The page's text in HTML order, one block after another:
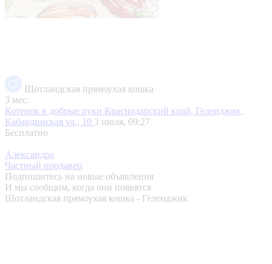
Шотландская прямоухая кошка
3 мес.
Котенок в добрые руки Краснодарский край, Геленджик,
Кабардинская ул., 10 3 июля, 09:27
Бесплатно
Александра
Частный продавец
Подпишитесь на новые объявления
И мы сообщим, когда они появятся
Шотландская прямоухая кошка - Геленджик